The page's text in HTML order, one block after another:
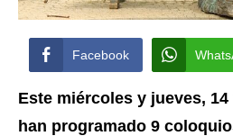
Facebook
Este miércoles y jueves,
han programado 9